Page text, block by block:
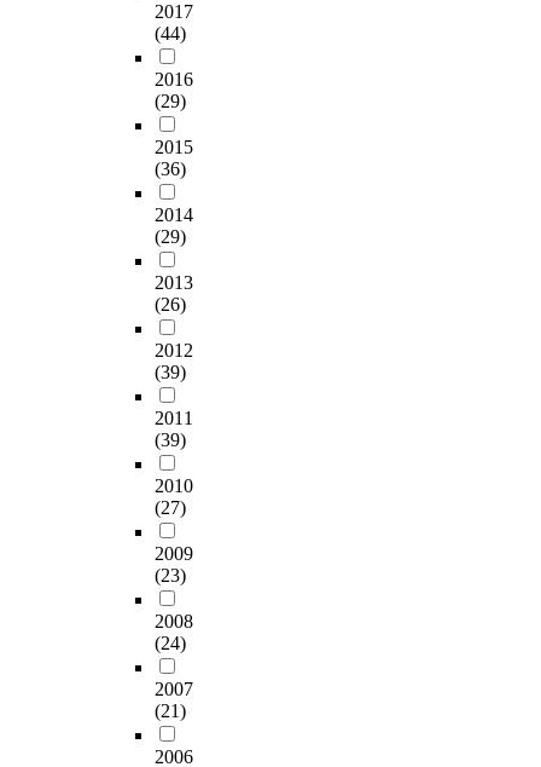
2017
(44)
2016
(29)
2015
(36)
2014
(29)
2013
(26)
2012
(39)
2011
(39)
2010
(27)
2009
(23)
2008
(24)
2007
(21)
2006